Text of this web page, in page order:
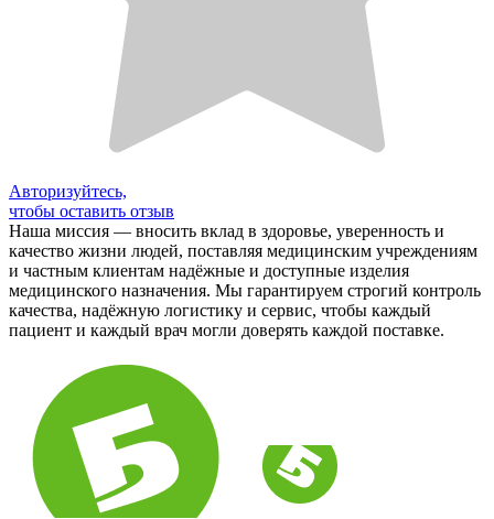
Авторизуйтесь,
чтобы оставить отзыв
Наша миссия — вносить вклад в здоровье, уверенность и
качество жизни людей, поставляя медицинским учреждениям
и частным клиентам надёжные и доступные изделия
медицинского назначения. Мы гарантируем строгий контроль
качества, надёжную логистику и сервис, чтобы каждый
пациент и каждый врач могли доверять каждой поставке.